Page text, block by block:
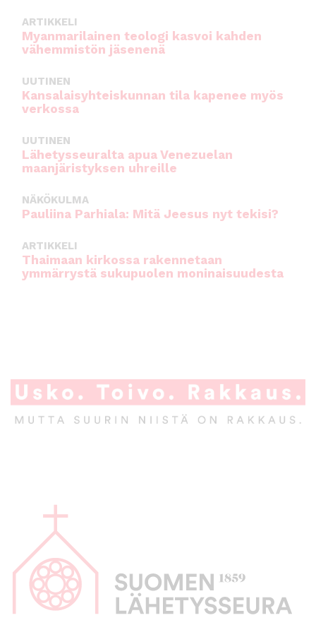
ARTIKKELI
Myanmarilainen teologi kasvoi kahden
vähemmistön jäsenenä
UUTINEN
Kansalaisyhteiskunnan tila kapenee myös
verkossa
UUTINEN
Lähetysseuralta apua Venezuelan
maanjäristyksen uhreille
NÄKÖKULMA
Pauliina Parhiala: Mitä Jeesus nyt tekisi?
ARTIKKELI
Thaimaan kirkossa rakennetaan
ymmärrystä sukupuolen moninaisuudesta
p